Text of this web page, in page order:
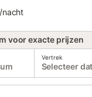
/nacht
voor exacte prijzen
Vertrek
Selecteer